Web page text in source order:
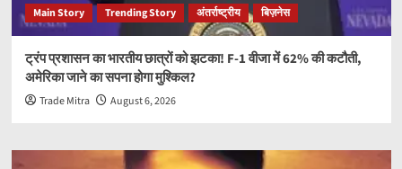
Main Story Trending Story अंतर्राष्ट्रीय बिज़नेस
ट्रंप प्रशासन का भारतीय छात्रों को झटका! F-1 वीजा में 62% की कटौती,
अमेरिका जाने का सपना होगा मुश्किल?
Trade Mitra August 6, 2026